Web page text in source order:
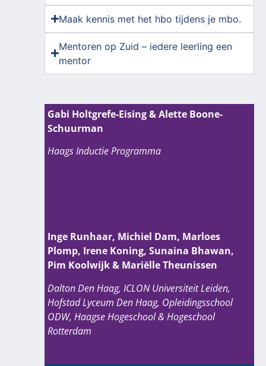
Maak kennis met het hbo tijdens je mbo.
Mentoren op Zuid – iedere leerling een
mentor
Gabi Holtgrefe-Eising & Alette Boone-
Schuurman
Haags Inductie Programma
Inge Runhaar, Michiel Dam, Marloes
Plomp, Irene Koning, Sunaina Bhawan,
Pim Koolwijk & Mariëlle Theunissen
Dalton Den Haag, ICLON Universiteit Leiden,
Hofstad Lyceum Den Haag, Opleidingsschool
ODW, Haagse Hogeschool & Hogeschool
Rotterdam